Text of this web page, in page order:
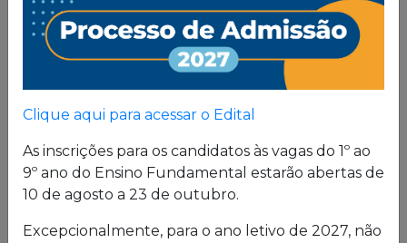
Proposta
Pedagógica
formação, pautada em valores cristãos e um
consistente conhecimento acadêmico.
Estrutura física
Clique aqui para acessar o Edital
As inscrições para os candidatos às vagas do 1º ao
9º ano do Ensino Fundamental estarão abertas de
10 de agosto a 23 de outubro.
Excepcionalmente, para o ano letivo de 2027, não